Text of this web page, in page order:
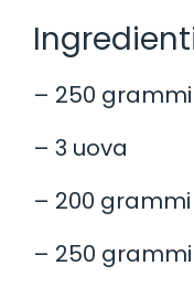
– 250
– 3 uova
– 200
– 250